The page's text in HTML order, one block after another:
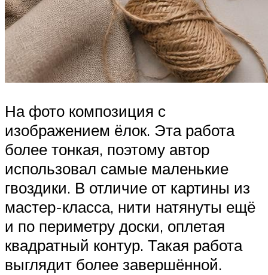
На фото композиция с
изображением ёлок. Эта работа
более тонкая, поэтому автор
использовал самые маленькие
гвоздики. В отличие от картины из
мастер-класса, нити натянуты ещё
и по периметру доски, оплетая
квадратный контур. Такая работа
выглядит более завершённой.